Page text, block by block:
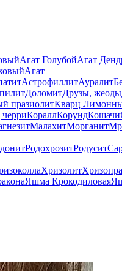
Агат ГолубойАгат
Агат
АстрофиллитАуралит
ДоломитДрузы, жеоды
празиолитКварц
КораллКорунд
МалахитМорганит
РодохрозитРодусит
Хризолит
Яшма Крокодиловая